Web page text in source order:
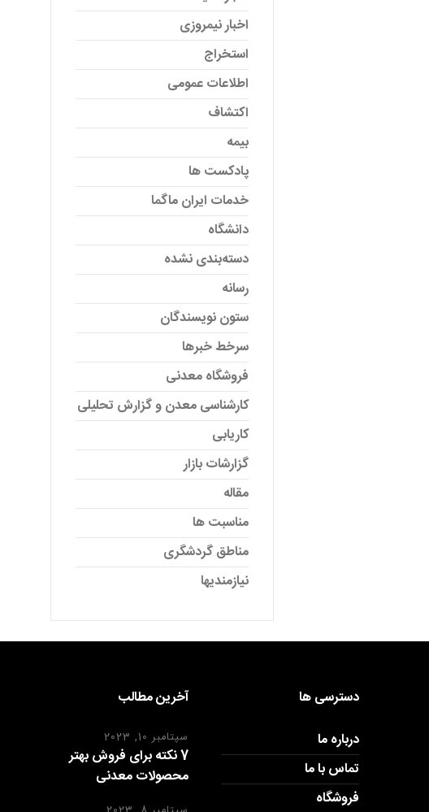
اخبار نیمروزی
استخراج
اطلاعات عمومی
اکتشاف
بیمه
پادکست ها
خدمات ایران ماگما
دانشگاه
دسته‌بندی نشده
رسانه
ستون نویسندگان
سرخط خبرها
فروشگاه معدنی
کارشناسی معدن و گزارش تحلیلی
کاریابی
گزارشات بازار
مقاله
مناسبت ها
مناطق گردشگری
نیازمندیها
دسترسی ها
درباره ما
تماس با ما
فروشگاه
آخرین مطالب
سپتامبر 10, 2023
7 نکته برای فروش بهتر
محصولات معدنی